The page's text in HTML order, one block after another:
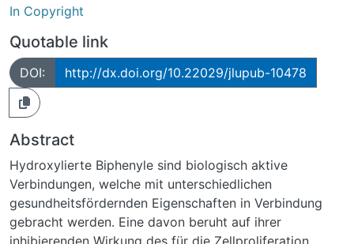
In Copyright
Quotable link
DOI: http://dx.doi.org/10.22029/jlupub-10478
Abstract
Hydroxylierte Biphenyle sind biologisch aktive
Verbindungen, welche mit unterschiedlichen
gesundheitsfördernden Eigenschaften in Verbindung
gebracht werden. Eine davon beruht auf ihrer
inhibierenden Wirkung des für die Zellproliferation